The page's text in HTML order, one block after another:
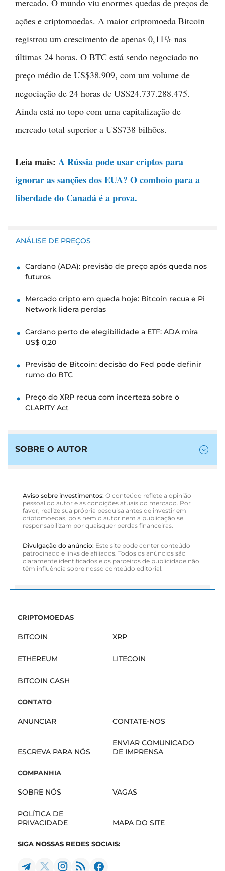
mercado. O mundo viu enormes quedas de preços de
ações e criptomoedas. A maior criptomoeda Bitcoin
registrou um crescimento de apenas 0,11% nas
últimas 24 horas. O BTC está sendo negociado no
preço médio de US$38.909, com um volume de
negociação de 24 horas de US$24.737.288.475.
Ainda está no topo com uma capitalização de
mercado total superior a US$738 bilhões.
Leia mais: A Rússia pode usar criptos para
ignorar as sanções dos EUA? O comboio para a
liberdade do Canadá é a prova.
ANÁLISE DE PREÇOS
Cardano (ADA): previsão de preço após queda nos
futuros
Mercado cripto em queda hoje: Bitcoin recua e Pi
Network lidera perdas
Cardano perto de elegibilidade a ETF: ADA mira
US$ 0,20
Previsão de Bitcoin: decisão do Fed pode definir
rumo do BTC
Preço do XRP recua com incerteza sobre o
CLARITY Act
SOBRE O AUTOR
Aviso sobre investimentos: O conteúdo reflete a opinião
pessoal do autor e as condições atuais do mercado. Por
favor, realize sua própria pesquisa antes de investir em
criptomoedas, pois nem o autor nem a publicação se
responsabilizam por quaisquer perdas financeiras.
Divulgação do anúncio: Este site pode conter conteúdo
patrocinado e links de afiliados. Todos os anúncios são
claramente identificados e os parceiros de publicidade não
têm influência sobre nosso conteúdo editorial.
CRIPTOMOEDAS
BITCOIN XRP
ETHEREUM LITECOIN
BITCOIN CASH
CONTATO
ANUNCIAR CONTATE-NOS
ESCREVA PARA NÓS
ENVIAR COMUNICADO
DE IMPRENSA
COMPANHIA
SOBRE NÓS VAGAS
POLÍTICA DE
PRIVACIDADE
MAPA DO SITE
SIGA NOSSAS REDES SOCIAIS: